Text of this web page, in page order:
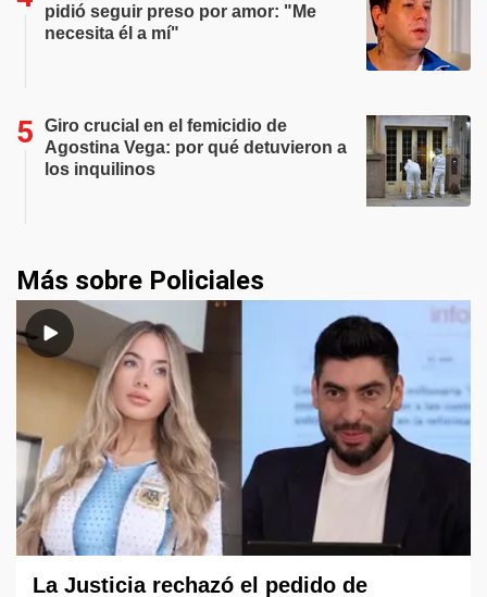
pidió seguir preso por amor: "Me
necesita él a mí"
Giro crucial en el femicidio de
Agostina Vega: por qué detuvieron a
los inquilinos
Más sobre Policiales
La Justicia rechazó el pedido de